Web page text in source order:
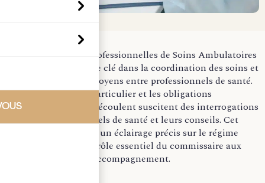
Les Sociétés Interprofessionnelles de Soins Ambulatoires
(SISA) jouent un rôle clé dans la coordination des soins et
l’optimisation des moyens entre professionnels de santé.
Leur régime fiscal particulier et les obligations
comptables qui en découlent suscitent des interrogations
chez les professionnels de santé et leurs conseils. Cet
article vous propose un éclairage précis sur le régime
fiscal des SISA et le rôle essentiel du commissaire aux
comptes dans leur accompagnement.